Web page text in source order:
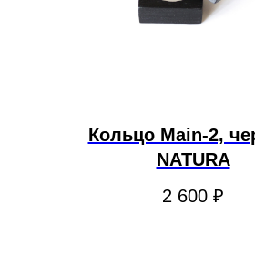
Кольцо Main-2,
NATURA
2 600 ₽